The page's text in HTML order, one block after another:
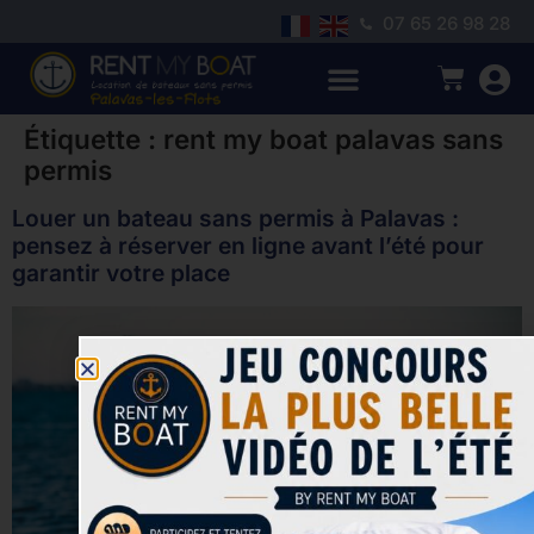
07 65 26 98 28
Étiquette : rent my boat palavas sans
permis
Louer un bateau sans permis à Palavas :
pensez à réserver en ligne avant l’été pour
garantir votre place